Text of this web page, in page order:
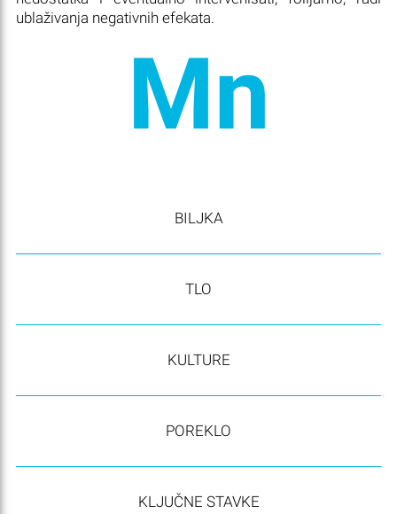
ublaživanja negativnih efekata.
Mn
BILJKA
TLO
KULTURE
POREKLO
KLJUČNE STAVKE